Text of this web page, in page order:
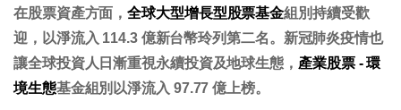
在股票資產方面，全球大型增長型股票基金組別持續受歡
迎，以淨流入 114.3 億新台幣玲列第二名。新冠肺炎疫情也
讓全球投資人日漸重視永續投資及地球生態， 產業股票 - 環
境生態基金組別以淨流入 97.77 億上榜。